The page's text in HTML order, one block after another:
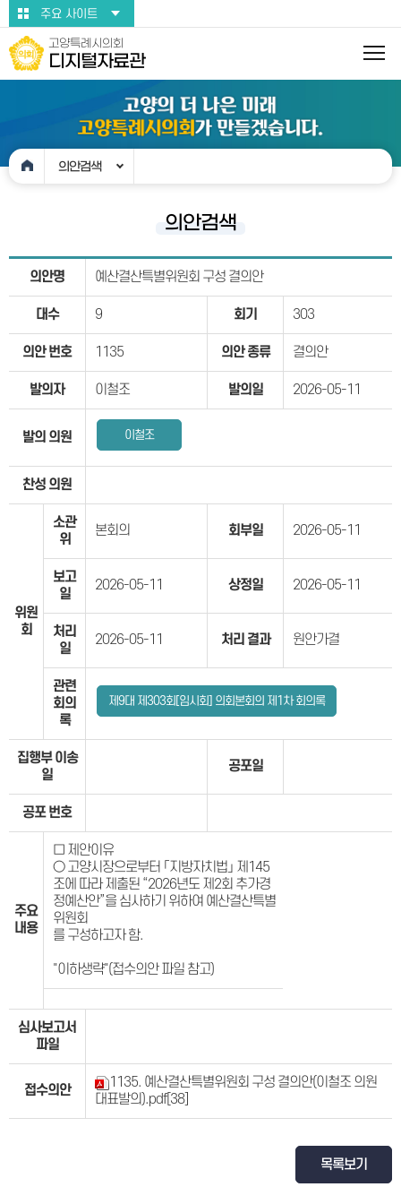
본문바로가기주요 사이트
고양특례시의회
디지털자료관
의안검색
의안검색
의안명 예산결산특별위원회 구성 결의안
대수 9 회기 303
의안 번호 1135 의안 종류 결의안
발의자 이철조 발의일 2026-05-11
발의 의원 이철조
찬성 의원
위원
회
소관
위
본회의 회부일 2026-05-11
보고
일
2026-05-11 상정일 2026-05-11
처리
일
2026-05-11 처리 결과 원안가결
관련
회의
록
제9대 제303회[임시회] 의회본회의 제1차 회의록
집행부 이송
일
공포일
공포 번호
주요
내용
□ 제안이유
○ 고양시장으로부터 「지방자치법」 제145
조에 따라 제출된 “2026년도 제2회 추가경
정예산안”을 심사하기 위하여 예산결산특별
위원회
를 구성하고자 함.
"이하생략"(접수의안 파일 참고)
심사보고서
파일
접수의안
1135. 예산결산특별위원회 구성 결의안(이철조 의원
대표발의).pdf[38]
목록보기